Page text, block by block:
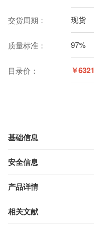
交货周期： 现货
质量标准： 97%
目录价： ￥6321
基础信息
安全信息
产品详情
相关文献